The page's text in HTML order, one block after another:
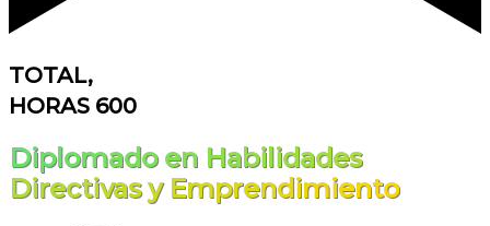
TOTAL,
HORAS 600
Diplomado en Habilidades
Directivas y Emprendimiento